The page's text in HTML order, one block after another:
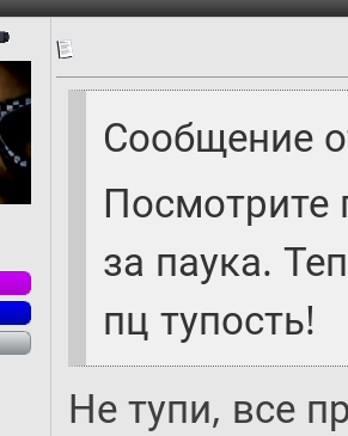
Сообщение
Посмотрите
за паука.
пц тупость!
Не тупи, все